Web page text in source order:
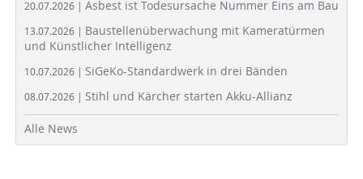
20.07.2026 | Asbest ist Todesursache Nummer Eins am Bau
13.07.2026 | Baustellenüberwachung mit Kameratürmen
und Künstlicher Intelligenz
10.07.2026 | SiGeKo-Standardwerk in drei Bänden
08.07.2026 | Stihl und Kärcher starten Akku-Allianz
Alle News